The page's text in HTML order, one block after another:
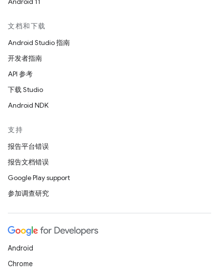
文档和下载
Android Studio 指南
开发者指南
API 参考
下载 Studio
Android NDK
支持
报告平台错误
报告文档错误
Google Play support
参加调查研究
Android
Chrome